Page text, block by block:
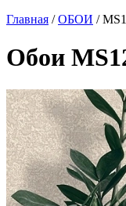
Главная /ОБОИ /
Обои